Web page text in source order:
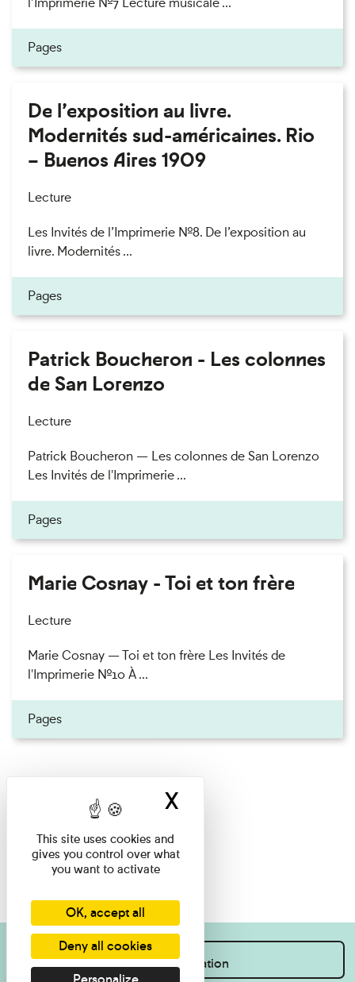
Pages
De l’exposition au livre.
Modernités sud-américaines. Rio
– Buenos Aires 1909
Lecture
Les Invités de l’Imprimerie n°8. De l’exposition au
livre. Modernités ...
Pages
Patrick Boucheron - Les colonnes
de San Lorenzo
Lecture
Patrick Boucheron — Les colonnes de San Lorenzo
Les Invités de l'Imprimerie ...
Pages
Marie Cosnay - Toi et ton frère
Lecture
Marie Cosnay — Toi et ton frère Les Invités de
l'Imprimerie n°10 À ...
Pages
I want information
This site uses cookies and
gives you control over what
you want to activate
OK, accept all
Deny all cookies
X